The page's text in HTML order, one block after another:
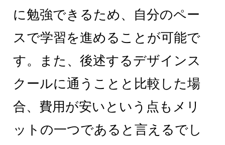
に勉強できるため、自分のペー
スで学習を進めることが可能で
す。また、後述するデザインス
クールに通うことと比較した場
合、費用が安いという点もメリ
ットの一つであると言えるでし